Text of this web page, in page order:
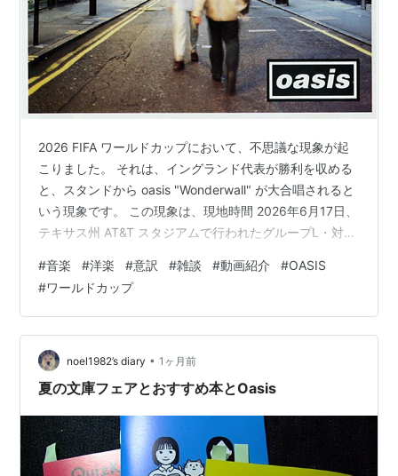
2026 FIFA ワールドカップにおいて、不思議な現象が起
こりました。 それは、イングランド代表が勝利を収める
と、スタンドから oasis "Wonderwall" が大合唱されると
いう現象です。 この現象は、現地時間 2026年6月17日、
テキサス州 AT&T スタジアムで行われたグループL・対ク
oasis "Wonderwall" が流れ、それに反応した観衆がシン
ガロングしたことに起因します。 www.youtube.com
2026 FIFA ワールドカップでは、FIFA が新しいスタジア
ム音響ルールを導入しています。それによって…
#音楽 #洋楽 #意訳 #雑談 #動画紹介 #OASIS
#ワールドカップ
noel1982’s diary • 1ヶ月前
夏の文庫フェアとおすすめ本とOasis